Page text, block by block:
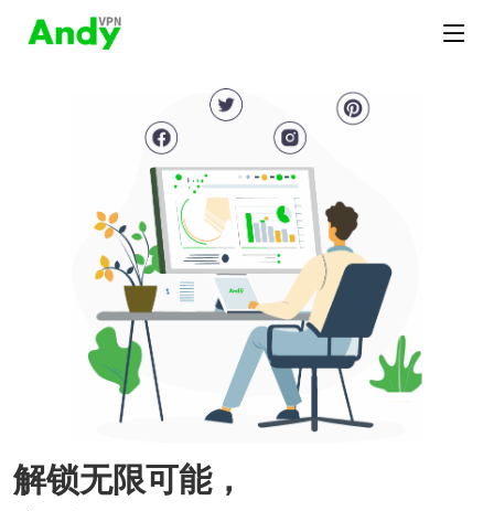
解锁无限可能，